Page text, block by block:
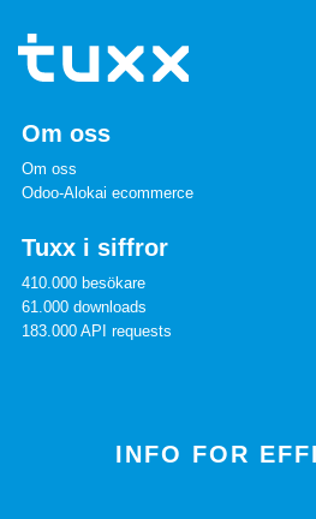
Om oss
Om oss
Odoo-Alokai ecommerce
Tuxx i siffror
410.000 besökare
61.000 downloads
183.000 API requests
INFO FOR